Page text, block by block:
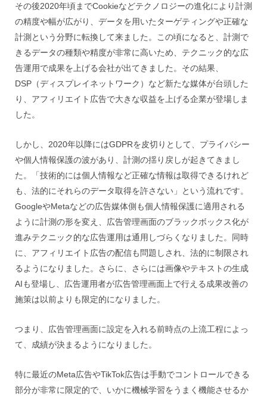
その後2020年頃までCookieなどテクノロジーの進化により計測
の精度や幅が広がり、データを用いたターゲティングや正確な
計測という分野に転換して来ました。この頃になると、計測で
きるデータの種類や精度が非常に高いため、テクニック的な広
告運用で成果を上げる会社が出てきました。その結果、
DSP（ディスプレイネットワーク）など新たな媒体が台頭した
り、アフィリエイト広告で大きな収益を上げる企業が登場しま
した。
しかし、2020年以降にはGDPRを皮切りとして、プライバシー
や個人情報保護の波があり、計測の揺り戻しが起きてきまし
た。「技術的には個人情報など正確な情報は取得できるけれど
も、法的にそれらのデータ取得を許さない」という流れです。
GoogleやMetaなどの広告媒体側も個人情報保護に適用される
ように計測の形を変え、広告管理画面のブラックボックス化が
進みテクニック的な広告運用は通用しづらくなりました。同時
に、アフィリエイト広告の配信も問題しされ、法的に制限され
るようになりました。さらに、さらには画像やテキストの生成
AIも登場し、広告運用者が広告管理画面上で行える成果改善の
施策は以前よりも限定的になりました。
つまり、広告管理画面に設定を入れる前時点の上流工程によっ
て、成績が決まるようになりました。
特に最近のMeta広告やTikTok広告は手動でコントロールできる
部分が非常に限定的で、いかに機械学習をうまく機能させるか